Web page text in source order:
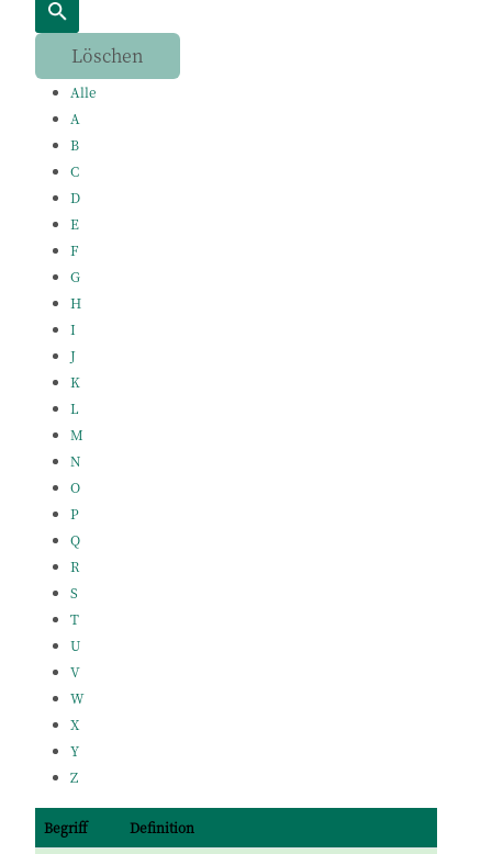
Alle
A
B
C
D
E
F
G
H
I
J
K
L
M
N
O
P
Q
R
S
T
U
V
W
X
Y
Z
Begriff Definition